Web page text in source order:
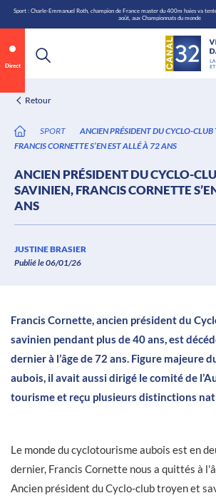
Aller
au
contenu
Sport : Charle-Emmanuel Roth, champion de France master du 400m haies va
août, aux Championnats du monde
Direct
Retour
SPORT
ANCIEN PRÉSIDENT DU CYCLO-
FRANCIS CORNETTE S’EN EST ALLÉ À 72 ANS
ANCIEN PRÉSIDENT DU CYCLO-
SAVINIEN, FRANCIS CORNETTE
ANS
JUSTINE BRASIER
Publié le 06/01/26
0:06 / 0:12
Francis Cornette, ancien président du
savinien pendant plus de 40 ans, est
dernier à l’âge de 72 ans. Figure majeure
aubois, il avait aussi dirigé le comité de
tourisme et reçu plusieurs distinctions
Le monde du cyclotourisme aubois est en
dernier, Francis Cornette nous a quittés à
Ancien président du Cyclo-club troyen et